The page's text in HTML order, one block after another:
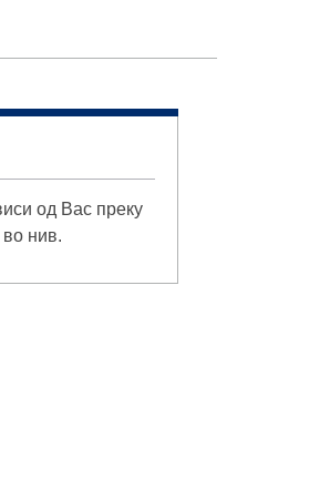
од Вас преку
нив.